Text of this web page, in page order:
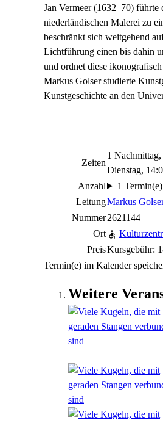
Jan Vermeer (1632–70) führte
niederländischen Malerei zu
beschränkt sich weitgehend
Lichtführung einen bis dahin
und ordnet diese
Markus Golser studierte
Kunstgeschichte an den
Zeiten
1
Dienstag,
Anzahl
1 Termin(e)
LeitungMarkus
Nummer2621144
Ort
PreisKursgebühr:
Termin(e) im Kalender
Weitere